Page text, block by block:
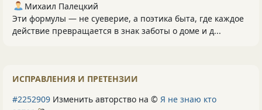
Михаил Палецкий
Эти формулы — не суеверие, а поэтика быта, где каждое
действие превращается в знак заботы о доме и д...
ИСПРАВЛЕНИЯ И ПРЕТЕНЗИИ
#2252909 Изменить авторство на © Я не знаю кто